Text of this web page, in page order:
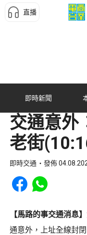
直播
即時新聞
交通意外
老街
即時交通 發佈
Share to Facebook
Share to WhatsApp
【馬路的事交通消息】
通意外，上址全線封